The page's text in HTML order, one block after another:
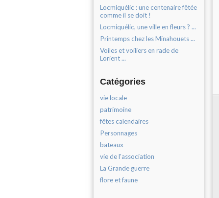
Locmiquélic : une centenaire fêtée
comme il se doit !
Locmiquélic, une ville en fleurs ? ...
Printemps chez les Minahouets ...
Voiles et voiliers en rade de
Lorient ...
Catégories
vie locale
patrimoine
fêtes calendaires
Personnages
bateaux
vie de l'association
La Grande guerre
flore et faune